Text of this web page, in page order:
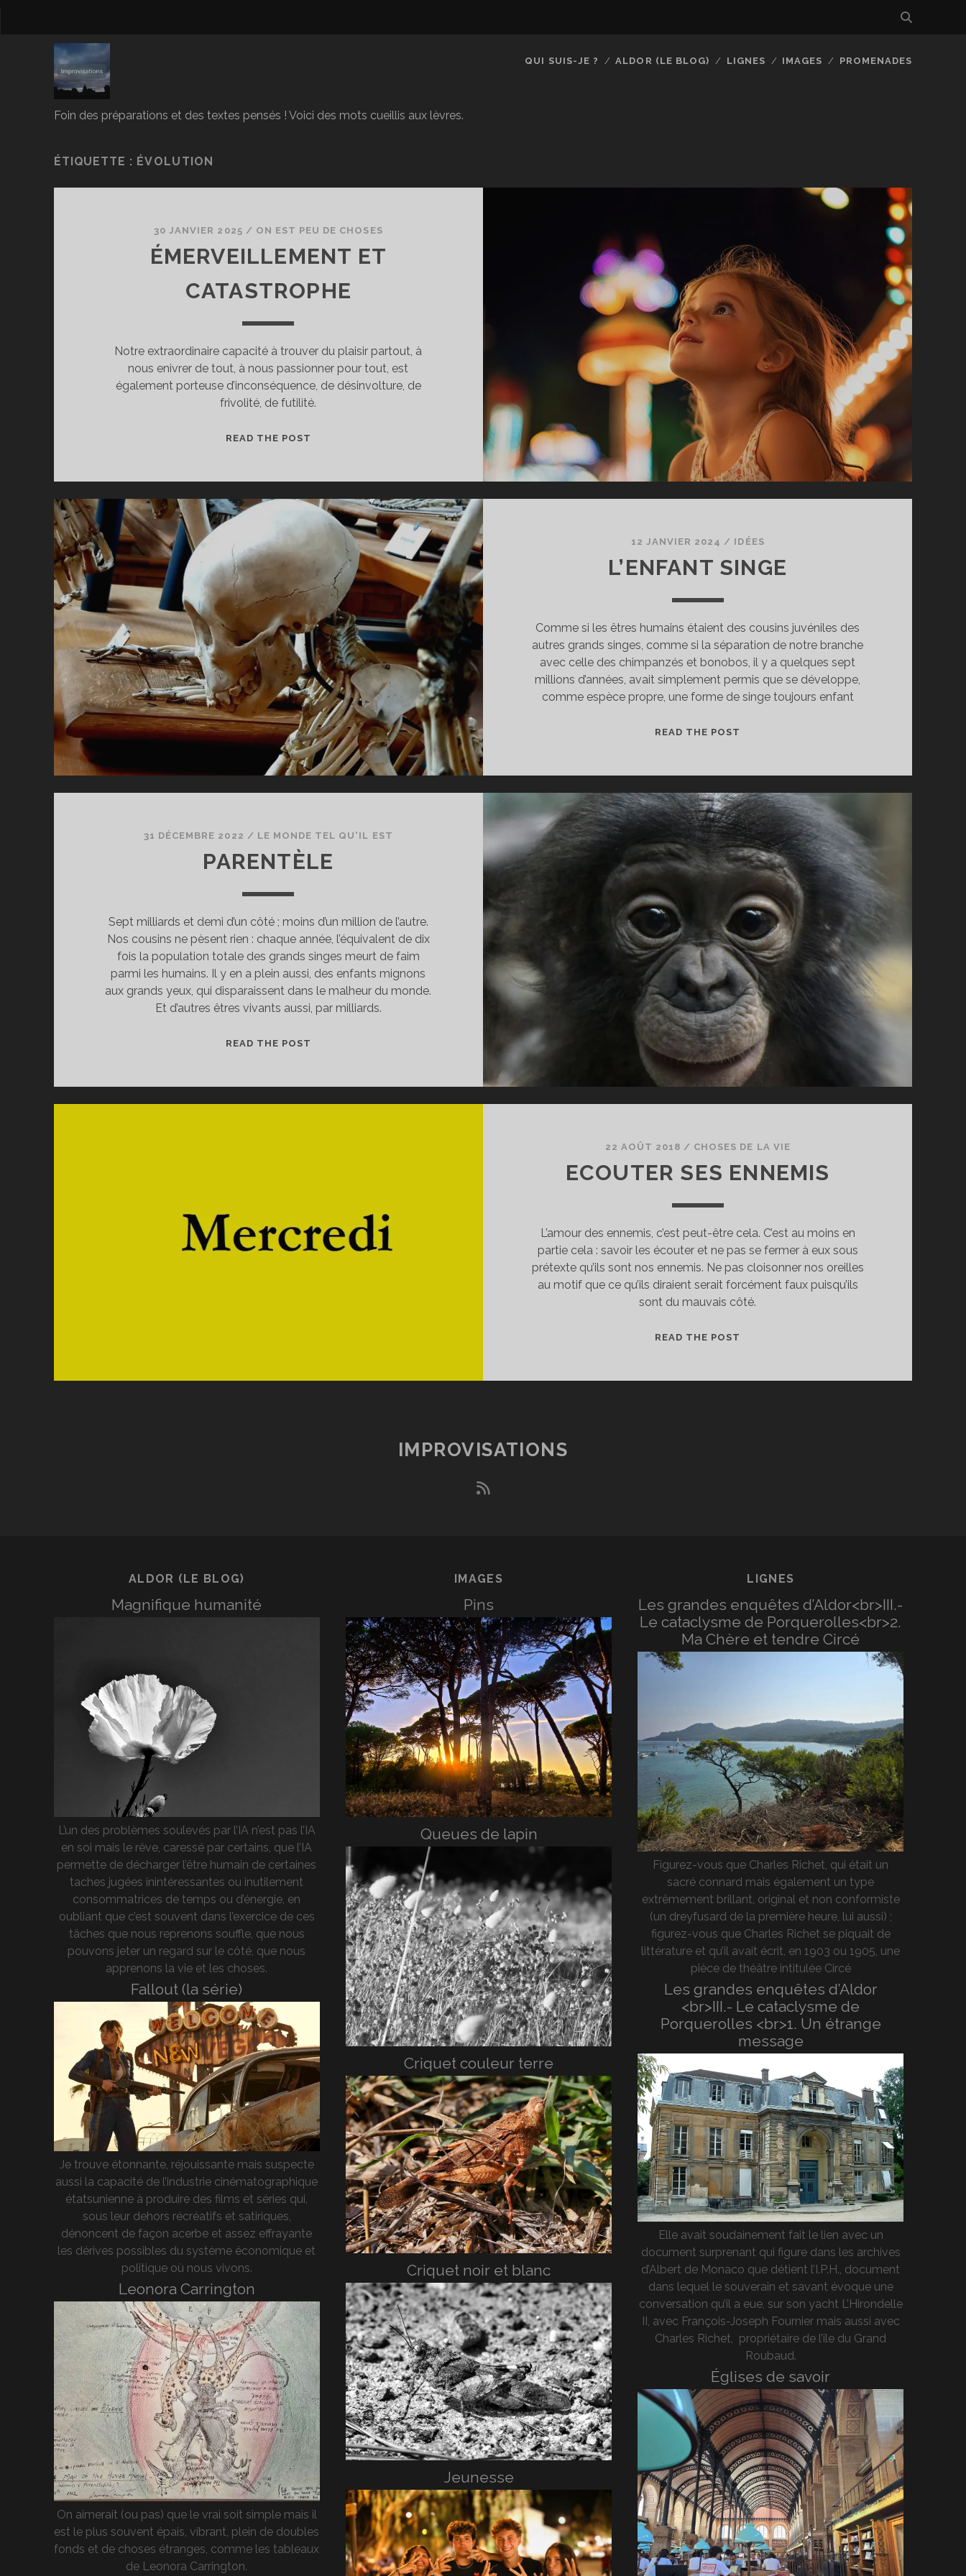
Foin des préparations et des textes pensés ! Voici des mots cueillis aux lèvres.
QUI SUIS-JE ? ALDOR (LE BLOG) LIGNES IMAGES PROMENADES
ÉTIQUETTE : ÉVOLUTION
30 JANVIER 2025 / ON EST PEU DE CHOSES
ÉMERVEILLEMENT ET
CATASTROPHE
Notre extraordinaire capacité à trouver du plaisir partout, à
nous enivrer de tout, à nous passionner pour tout, est
également porteuse d’inconséquence, de désinvolture, de
frivolité, de futilité.
READ THE POST
12 JANVIER 2024 / IDÉES
L’ENFANT SINGE
Comme si les êtres humains étaient des cousins juvéniles des
autres grands singes, comme si la séparation de notre branche
avec celle des chimpanzés et bonobos, il y a quelques sept
millions d’années, avait simplement permis que se développe,
comme espèce propre, une forme de singe toujours enfant
READ THE POST
31 DÉCEMBRE 2022 / LE MONDE TEL QU'IL EST
PARENTÈLE
Sept milliards et demi d’un côté ; moins d’un million de l’autre.
Nos cousins ne pèsent rien : chaque année, l’équivalent de dix
fois la population totale des grands singes meurt de faim
parmi les humains. Il y en a plein aussi, des enfants mignons
aux grands yeux, qui disparaissent dans le malheur du monde.
Et d’autres êtres vivants aussi, par milliards.
READ THE POST
22 AOÛT 2018 / CHOSES DE LA VIE
ECOUTER SES ENNEMIS
L’amour des ennemis, c’est peut-être cela. C’est au moins en
partie cela : savoir les écouter et ne pas se fermer à eux sous
prétexte qu’ils sont nos ennemis. Ne pas cloisonner nos oreilles
au motif que ce qu’ils diraient serait forcément faux puisqu’ils
sont du mauvais côté.
READ THE POST
IMPROVISATIONS
rss
ALDOR (LE BLOG)
Magnifique humanité
L’un des problèmes soulevés par l’IA n’est pas l’IA
en soi mais le rêve, caressé par certains, que l’IA
permette de décharger l’être humain de certaines
taches jugées inintéressantes ou inutilement
consommatrices de temps ou d’énergie, en
oubliant que c’est souvent dans l’exercice de ces
tâches que nous reprenons souffle, que nous
pouvons jeter un regard sur le côté, que nous
apprenons la vie et les choses.
Fallout (la série)
Je trouve étonnante, réjouissante mais suspecte
aussi la capacité de l’industrie cinématographique
étatsunienne à produire des films et séries qui,
sous leur dehors récréatifs et satiriques,
dénoncent de façon acerbe et assez effrayante
les dérives possibles du système économique et
politique où nous vivons.
Leonora Carrington
On aimerait (ou pas) que le vrai soit simple mais il
est le plus souvent épais, vibrant, plein de doubles
fonds et de choses étranges, comme les tableaux
de Leonora Carrington.
IMAGES
Pins
Queues de lapin
Criquet couleur terre
Criquet noir et blanc
Jeunesse
LIGNES
Les grandes enquêtes d’Aldor<br>III.-
Le cataclysme de Porquerolles<br>2.
Ma Chère et tendre Circé
Figurez-vous que Charles Richet, qui était un
sacré connard mais également un type
extrêmement brillant, original et non conformiste
(un dreyfusard de la première heure, lui aussi) ;
figurez-vous que Charles Richet se piquait de
littérature et qu’il avait écrit, en 1903 ou 1905, une
pièce de théâtre intitulée Circé
Les grandes enquêtes d’Aldor
<br>III.- Le cataclysme de
Porquerolles <br>1. Un étrange
message
Elle avait soudainement fait le lien avec un
document surprenant qui figure dans les archives
d’Albert de Monaco que détient l’I.P.H., document
dans lequel le souverain et savant évoque une
conversation qu’il a eue, sur son yacht L’Hirondelle
II, avec François-Joseph Fournier mais aussi avec
Charles Richet, propriétaire de l’île du Grand
Roubaud.
Églises de savoir